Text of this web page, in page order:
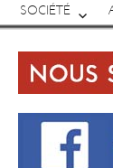
SOCIÉTÉ